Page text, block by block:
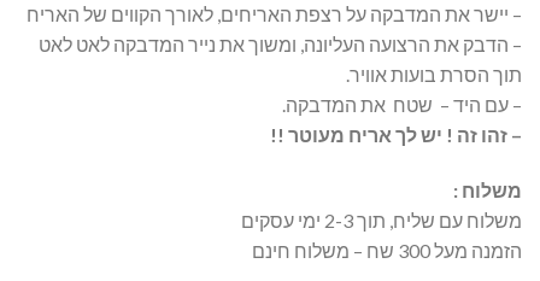
– יישר את המדבקה על רצפת האריחים, לאורך הקווים של האריח
– הדבק את הרצועה העליונה, ומשוך את נייר המדבקה לאט לאט
תוך הסרת בועות אוויר.
– עם היד – שטח את המדבקה.
– זהו זה ! יש לך אריח מעוטר !!
משלוח :
משלוח עם שליח, תוך 2-3 ימי עסקים
הזמנה מעל 300 שח – משלוח חינם